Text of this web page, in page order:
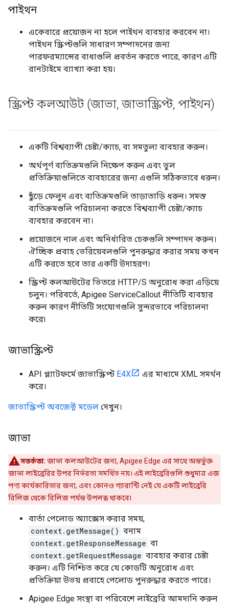
পাইথন
একেবারে প্রয়োজন না হলে পাইথন ব্যবহার করবেন না।
পাইথন স্ক্রিপ্টগুলি সাধারণ সম্পাদনের জন্য
পারফরম্যান্সের বাধাগুলি প্রবর্তন করতে পারে, কারণ এটি
রানটাইমে ব্যাখ্যা করা হয়।
স্ক্রিপ্ট কলআউট (জাভা,জাভাস্ক্রিপ্ট, পাইথন)
একটি বিশ্বব্যাপী চেষ্টা/ক্যাচ, বা সমতুল্য ব্যবহার করুন।
অর্থপূর্ণ ব্যতিক্রমগুলি নিক্ষেপ করুন এবং ভুল
প্রতিক্রিয়াগুলিতে ব্যবহারের জন্য এগুলি সঠিকভাবে ধরুন।
ছুঁড়ে ফেলুন এবং ব্যতিক্রমগুলি তাড়াতাড়ি ধরুন। সমস্ত
ব্যতিক্রমগুলি পরিচালনা করতে বিশ্বব্যাপী চেষ্টা/ক্যাচ
ব্যবহার করবেন না।
প্রয়োজনে নাল এবং অনির্ধারিত চেকগুলি সম্পাদন করুন।
ঐচ্ছিক প্রবাহ ভেরিয়েবলগুলি পুনরুদ্ধার করার সময় কখন
এটি করতে হবে তার একটি উদাহরণ।
স্ক্রিপ্ট কলআউটের ভিতরে HTTP/S অনুরোধ করা এড়িয়ে
চলুন। পরিবর্তে, Apigee ServiceCallout নীতিটি ব্যবহার
করুন কারণ নীতিটি সংযোগগুলি সুন্দরভাবে পরিচালনা
করে৷
জাভাস্ক্রিপ্ট
API প্ল্যাটফর্মে জাভাস্ক্রিপ্ট E4X
এর মাধ্যমে XML সমর্থন
করে।
জাভাস্ক্রিপ্ট অবজেক্ট মডেল দেখুন।
জাভা
সতর্কতা: জাভা কলআউটের জন্য, Apigee Edge এর সাথে অন্তর্ভুক্ত
জাভা লাইব্রেরির উপর নির্ভরতা সমর্থিত নয়। এই লাইব্রেরিগুলি শুধুমাত্র এজ
পণ্য কার্যকারিতার জন্য, এবং কোনও গ্যারান্টি নেই যে একটি লাইব্রেরি
রিলিজ থেকে রিলিজ পর্যন্ত উপলব্ধ থাকবে৷
বার্তা পেলোড অ্যাক্সেস করার সময়,
context.getMessage() বনাম
context.getResponseMessage বা
context.getRequestMessage ব্যবহার করার চেষ্টা
করুন। এটি নিশ্চিত করে যে কোডটি অনুরোধ এবং
প্রতিক্রিয়া উভয় প্রবাহে পেলোড পুনরুদ্ধার করতে পারে।
Apigee Edge সংস্থা বা পরিবেশে লাইব্রেরি আমদানি করুন